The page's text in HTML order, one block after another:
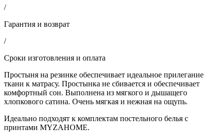
/
Гарантия и возврат
/
Сроки изготовления и оплата
Простыня на резинке обеспечивает идеальное прилегание
ткани к матрасу. Простынка не сбивается и обеспечивает
комфортный сон. Выполнена из мягкого и дышащего
хлопкового сатина. Очень мягкая и нежная на ощупь.
Идеально подходят к комплектам постельного белья с
принтами MYZAHOME.